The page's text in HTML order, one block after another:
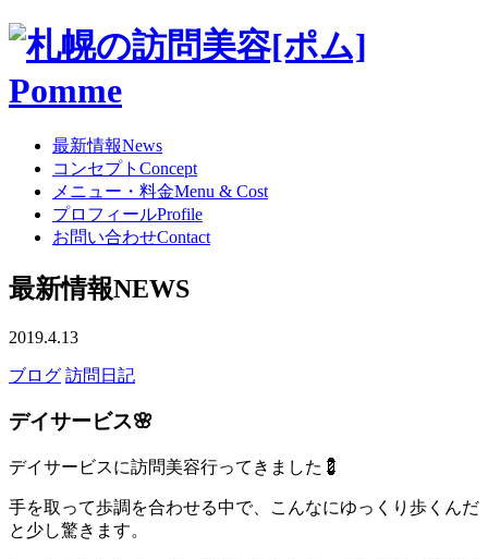
最新情報News
コンセプト Concept
メニュー・料金Menu & Cost
プロフィールProfile
お問い合わせContact
最新情報NEWS
2019.4.13
ブログ 訪問日記
デイサービス🌸
デイサービスに訪問美容行ってきました💈
手を取って歩調を合わせる中で、こんなにゆっくり歩くんだ
と少し驚きます。